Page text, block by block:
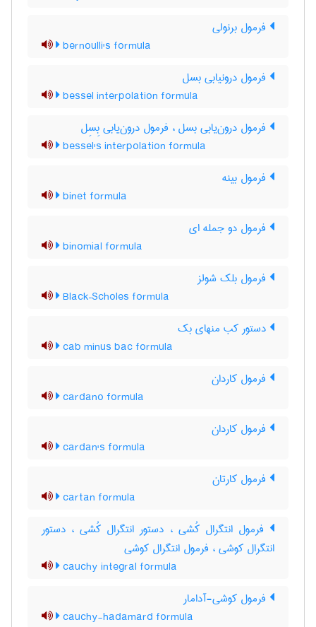
فرمول برنولی
bernoulli's formula
فرمول درونیابی بسل
bessel interpolation formula
فرمول درون‌یابی بسل ، فرمول درون‌یابی بِسِل
bessel's interpolation formula
فرمول بینه
binet formula
فرمول دو جمله ای
binomial formula
فرمول بلک شولز
Black–Scholes formula
دستور کب منهای بک
cab minus bac formula
فرمول کاردان
cardano formula
فرمول کاردان
cardan's formula
فرمول کارتان
cartan formula
فرمول انتگرال کُشی ، دستور انتگرال کُشی ، دستور
انتگرال کوشی ، فرمول انتگرال کوشی
cauchy integral formula
فرمول کوشی-آدامار
cauchy-hadamard formula